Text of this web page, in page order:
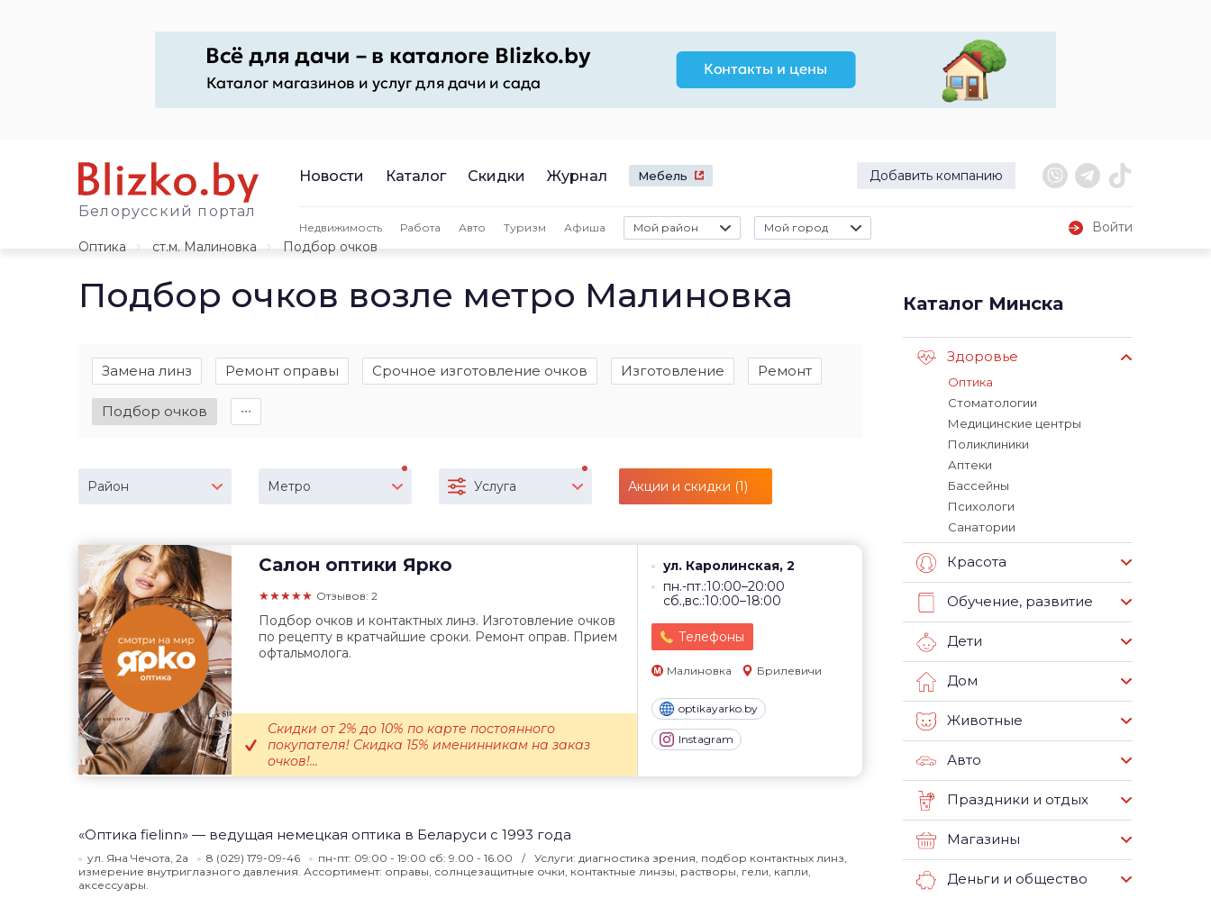
Белорусский портал
Новости Каталог Скидки Журнал Мебель Добавить компанию
Недвижимость Работа Авто Туризм Афиша Мой район Мой город
Войти
Оптика
ст.м. Малиновка Подбор очков
Подбор очков возле метро Малиновка
Замена линз Ремонт оправы Срочное изготовление очков Изготовление Ремонт
Подбор очков ∙∙∙
Район Метро Услуга Акции и скидки (1)
Салон оптики Ярко
★★★★★ Отзывов: 2
ул. Каролинская, 2
пн.-пт.:10:00–20:00
сб.,вс.:10:00–18:00
Телефоны
Малиновка Брилевичи
optikayarko.by
Instagram
Подбор очков и контактных линз. Изготовление очков
по рецепту в кратчайшие сроки. Ремонт оправ. Прием
офтальмолога.
Скидки от 2% до 10% по карте постоянного
покупателя! Скидка 15% именинникам на заказ
очков!...
«Оптика fielinn» — ведущая немецкая оптика в Беларуси с 1993 года
ул. Яна Чечота, 2а 8 (029) 179-09-46 пн-пт: 09:00 - 19:00 сб: 9.00 - 16.00
Услуги: диагностика зрения, подбор контактных линз,
измерение внутриглазного давления. Ассортимент: оправы, солнцезащитные очки, контактные линзы, растворы, гели, капли,
аксессуары.
Каталог Минска
Здоровье
Оптика
Стоматологии
Медицинские центры
Поликлиники
Аптеки
Бассейны
Психологи
Санатории
Красота
Обучение, развитие
Дети
Дом
Животные
Авто
Праздники и отдых
Магазины
Деньги и общество